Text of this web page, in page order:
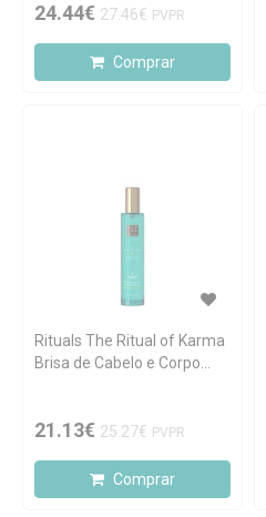
24.44€ 27.46€ PVPR
Comprar
Rituals The Ritual of Karma
Brisa de Cabelo e Corpo
21.13€ 25.27€ PVPR
Comprar